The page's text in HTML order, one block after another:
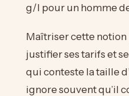
g/l pour un homme
Maîtriser cette
justifier ses tarifs et
qui conteste la taille
ignore souvent qu’il